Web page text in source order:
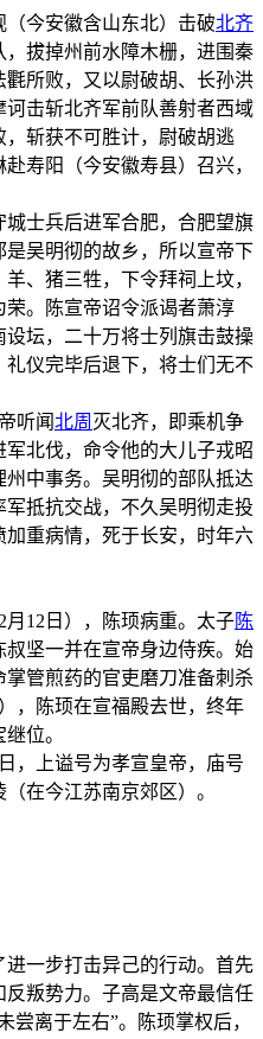
今安徽含山东北）击破北齐
拔掉州前水障木栅，进围秦
所败，又以尉破胡、长孙洪
击斩北齐军前队善射者西域
斩获不可胜计，尉破胡逃
寿阳（今安徽寿县）召兴，
士兵后进军合肥，合肥望旗
吴明彻的故乡，所以宣帝下
、猪三牲，下令拜祠上坟，
。陈宣帝诏令派谒者萧淳
坛，二十万将士列旗击鼓操
仪完毕后退下，将士们无不
听闻北周 灭北齐，即乘机争
北伐，命令他的大儿子戎昭
中事务。吴明彻的部队抵达
军抵抗交战，不久吴明彻走投
重病情，死于长安，时年六
12日），陈顼病重。太子陈
坚一并在宣帝身边侍疾。始
管煎药的官吏磨刀准备刺杀
，陈顼在宣福殿去世，终年
位。
，上谥号为孝宣皇帝，庙号
在今江苏南京郊区）。
一步打击异己的行动。首先
叛势力。子高是文帝最信任
尝离于左右”。陈顼掌权后，